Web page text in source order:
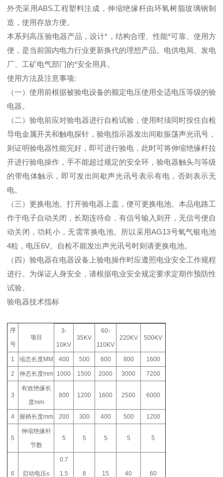
外壳采用ABS工程塑料注成，伸缩绝缘杆由环氧树脂玻璃钢制
造，使用存放方便。
本系列高压验电器产品，设计*，结构合理、性能*可靠、使用方
便，是当前国内电力行业更新换代的理想产品。电供电局、发电
厂、工矿电气部门的*安全用具。
使用方法及注意事项:
（一）使用前根据被验电设备的额定电压使用全适电压等级的验
电器。
（二）验电前应对验电器进行自检试验，使用时须同时按住自检
导电金属开关和触电探针，验电指示器发出间歇振荡声光讯号，
则证明验电器性能完好，即可进行验电，此时可将伸缩绝缘杆拉
开进行验电操作，手不能超过规定的安全环，验电器触头与等级
的带电体触示，即可发出间歇声光讯号表示有电，否则表示无
电。
（三）更换电池。打开验电器上盖，便可更换电池。本品电路工
作于电子自动关闭，长期连待命，有信号输入则开，无信号便自
动关闭，功耗小，无需常换电池。所以采用AG13号氧气银电池
4粒，电压6V。自检不能发出声光讯号时则请更换电池。
（四）验电器在电器设备上验电操作时应遵照电业安全工作规程
进行。为保证人身安全，请根据电业安全规定要求定期作预防性
试验。
验电器技术指标
序
号
项目
3-
10KV
35KV
60-
110KV
220KV 500KV
1 缩态长度MM 400 500 600 800 1600
2 伸态长度mm 1000 1500 2000 3000 7200
3
有效绝缘长
度mm
800 1200 1600 2500 6000
4 握柄长度mm 200 300 400 500 1200
5
伸缩绝缘杆
节数
5 5 5 5 5
6 启动电压≤
0.7
1.5
8 15 40 60